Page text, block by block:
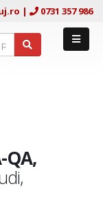
| 0731 357 986
QA,